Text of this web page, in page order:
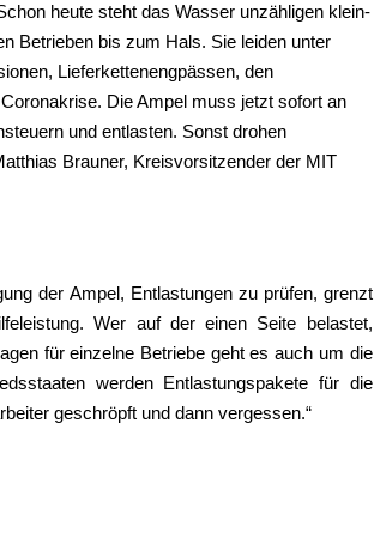
heute steht das Wasser unzähligen klein-
Betrieben bis zum Hals. Sie leiden unter
Lieferkettenengpässen, den
Die Ampel muss jetzt sofort an
und entlasten. Sonst drohen
Brauner, Kreisvorsitzender der MIT
der Ampel, Entlastungen zu prüfen, grenzt
Wer auf der einen Seite belastet,
für einzelne Betriebe geht es auch um die
werden Entlastungspakete für die
geschröpft und dann vergessen.“